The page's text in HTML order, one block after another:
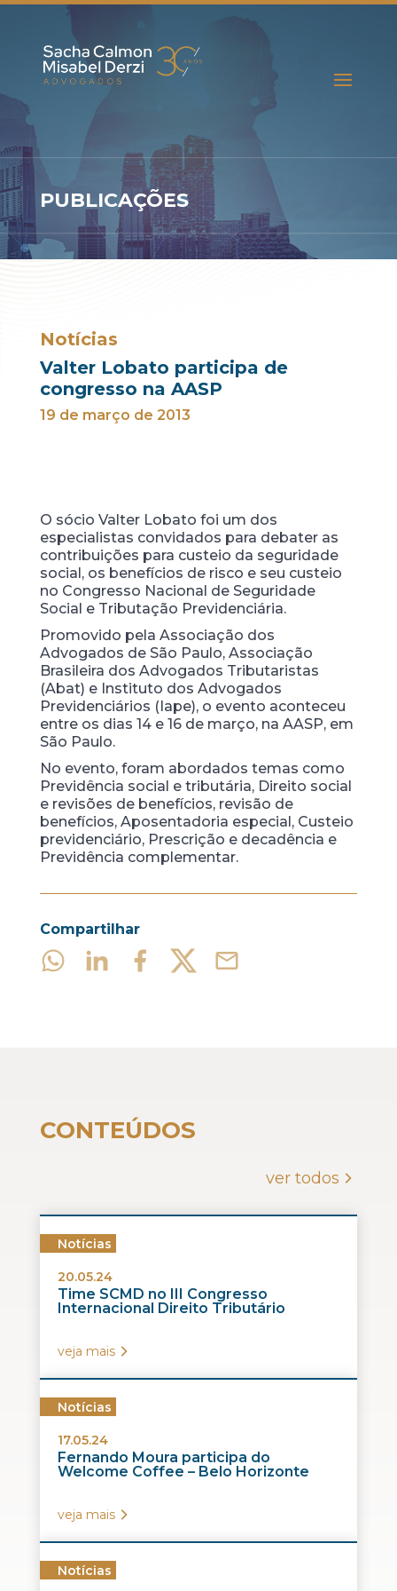
PUBLICAÇÕES
Notícias
Valter Lobato participa de
congresso na AASP
19 de março de 2013
O sócio Valter Lobato foi um dos
especialistas convidados para debater as
contribuições para custeio da seguridade
social, os benefícios de risco e seu custeio
no Congresso Nacional de Seguridade
Social e Tributação Previdenciária.
Promovido pela Associação dos
Advogados de São Paulo, Associação
Brasileira dos Advogados Tributaristas
(Abat) e Instituto dos Advogados
Previdenciários (Iape), o evento aconteceu
entre os dias 14 e 16 de março, na AASP, em
São Paulo.
No evento, foram abordados temas como
Previdência social e tributária, Direito social
e revisões de benefícios, revisão de
benefícios, Aposentadoria especial, Custeio
previdenciário, Prescrição e decadência e
Previdência complementar.
Compartilhar
CONTEÚDOS
ver todos
Notícias
20.05.24
Time SCMD no III Congresso
Internacional Direito Tributário
veja mais
Notícias
17.05.24
Fernando Moura participa do
Welcome Coffee – Belo Horizonte
veja mais
Notícias